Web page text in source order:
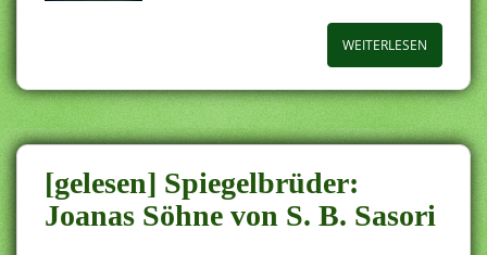
WEITERLESEN
[gelesen] Spiegelbrüder:
Joanas Söhne von S. B. Sasori